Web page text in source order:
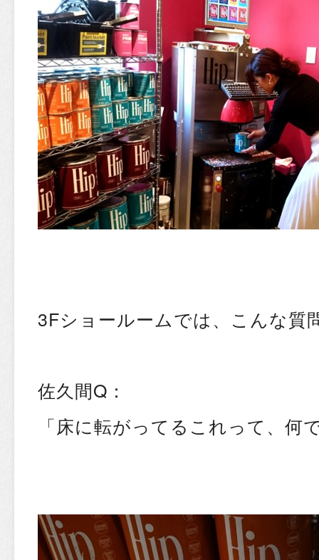
3Fショールームでは、こんな質
佐久間Q：
「床に転がってるこれって、何